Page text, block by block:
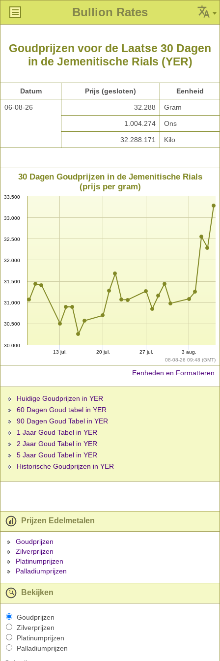
Bullion Rates
Goudprijzen voor de Laatse 30 Dagen
in de Jemenitische Rials (YER)
Datum Prijs (gesloten) Eenheid
06-08-26 32.288 Gram
1.004.274 Ons
32.288.171 Kilo
08-08-26 09:48 (GMT)
30 Dagen Goudprijzen in de Jemenitische Rials
(prijs per gram)
30.000
30.500
31.000
31.500
32.000
32.500
33.000
33.500
13 jul. 20 jul. 27 jul. 3 aug.
Eenheden en Formatteren
Huidige Goudprijzen in YER
60 Dagen Goud tabel in YER
90 Dagen Goud Tabel in YER
1 Jaar Goud Tabel in YER
2 Jaar Goud Tabel in YER
5 Jaar Goud Tabel in YER
Historische Goudprijzen in YER
Prijzen Edelmetalen
Goudprijzen
Zilverprijzen
Platinumprijzen
Palladiumprijzen
Bekijken
Goudprijzen
Zilverprijzen
Platinumprijzen
Palladiumprijzen